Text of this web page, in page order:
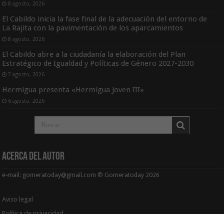
8 agosto, 2026
El Cabildo inicia la fase final de la adecuación del entorno de
La Rajita con la pavimentación de los aparcamientos
8 agosto, 2026
El Cabildo abre a la ciudadanía la elaboración del Plan
Estratégico de Igualdad y Políticas de Género 2027-2030
7 agosto, 2026
Hermigua presenta «Hermigua Joven III»
6 agosto, 2026
Acerca del Autor
e-mail: gomeratoday@gmail.com © Gomeratoday 2026
Aviso legal